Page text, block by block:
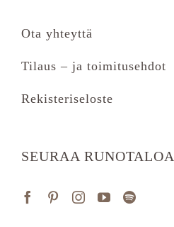
Ota yhteyttä
Tilaus – ja toimitusehdot
Rekisteriseloste
SEURAA RUNOTALOA